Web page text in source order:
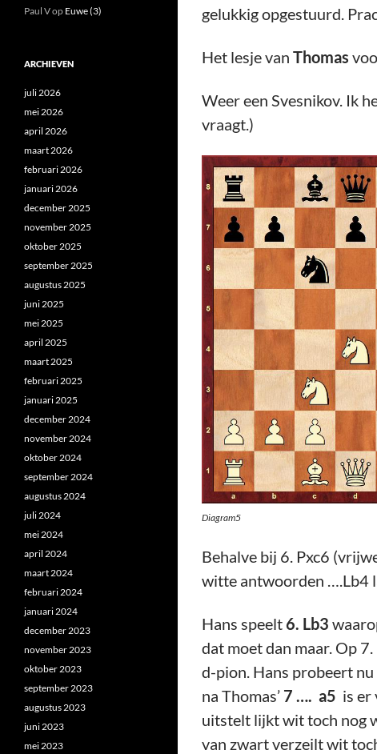
gelukkig opgestuurd.
Het lesje van Thomas
Weer een Svesnikov. Ik
vraagt.)
Diagram5
Behalve bij 6. Pxc6
witte antwoorden ….Lb4
Hans speelt 6. Lb3
dat moet dan maar. Op
d-pion. Hans probeert
na Thomas’ 7 …. a5 is er
uitstelt lijkt wit toch nog
van zwart verzeilt wit
Paul Vop Euwe (3)
ARCHIEVEN
juli 2026
mei 2026
april 2026
maart 2026
februari 2026
januari 2026
december 2025
november 2025
oktober 2025
september 2025
augustus 2025
juni 2025
mei 2025
april 2025
maart 2025
februari 2025
januari 2025
december 2024
november 2024
oktober 2024
september 2024
augustus 2024
juli 2024
mei 2024
april 2024
maart 2024
februari 2024
januari 2024
december 2023
november 2023
oktober 2023
september 2023
augustus 2023
juni 2023
mei 2023